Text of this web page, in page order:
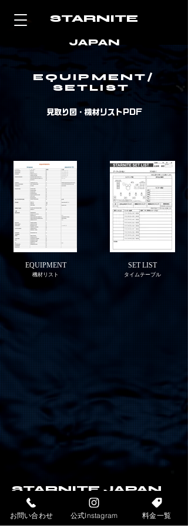
​STARNITE
JAPAN
EQUIPMENT/
SETLIST
見取り図・機材リストPDF
EQUIPMENT
機材リスト
SET LIST
タイムテーブル
STARNITE JAPAN
千葉県千葉市中央区中央3-17-2ライオンビルB1F
スターナイトいちご スターナイト2025
TEL043-224-5666 FAX043-306-2122
お問い合わせ 公式Instagram 料金一覧